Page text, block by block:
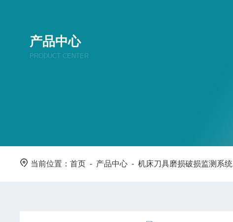
产品中心
PRODUCT CENTER
当前位置：首页 - 产品中心 -机床刀具磨损破损监测系统